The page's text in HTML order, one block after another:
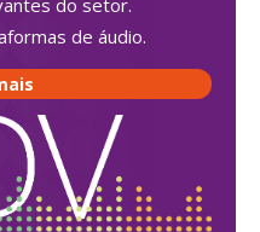
do setor.
de áudio.